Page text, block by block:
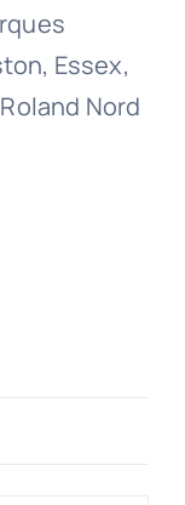
Essex,
Nord